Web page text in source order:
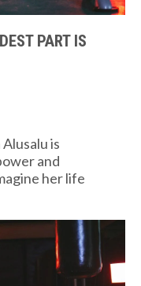
PART IS
is
and
her life